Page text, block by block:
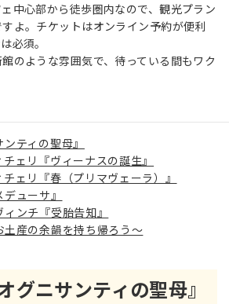
中心部から徒歩圏内なので、観光プラン
よ。チケットはオンライン予約が便利
必須。
のような雰囲気で、待っている間もワク
ティの聖母』
ェリ『ヴィーナスの誕生』
ェリ『春（プリマヴェーラ）』
ューサ』
ンチ『受胎告知』
産の余韻を持ち帰ろう～
グニサンティの聖母』